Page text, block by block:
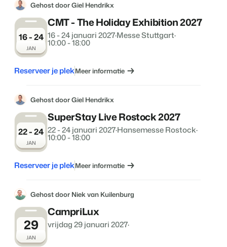
Gehost door Giel Hendrikx
16 - 24
JAN
CMT - The Holiday Exhibition 2027
16 - 24 januari 2027·Messe Stuttgart·
10:00 - 18:00
Reserveer je plekMeer informatie
Gehost door Giel Hendrikx
22 - 24
JAN
SuperStay Live Rostock 2027
22 - 24 januari 2027·Hansemesse Rostock·
10:00 - 18:00
Reserveer je plekMeer informatie
Gehost door Niek van Kuilenburg
29
JAN
CampriLux
vrijdag 29 januari 2027·